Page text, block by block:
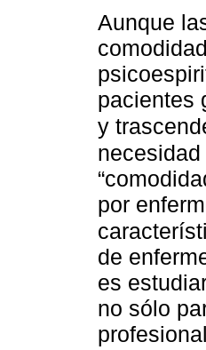
Aunque
pacientes
y
por
de
es
no sólo